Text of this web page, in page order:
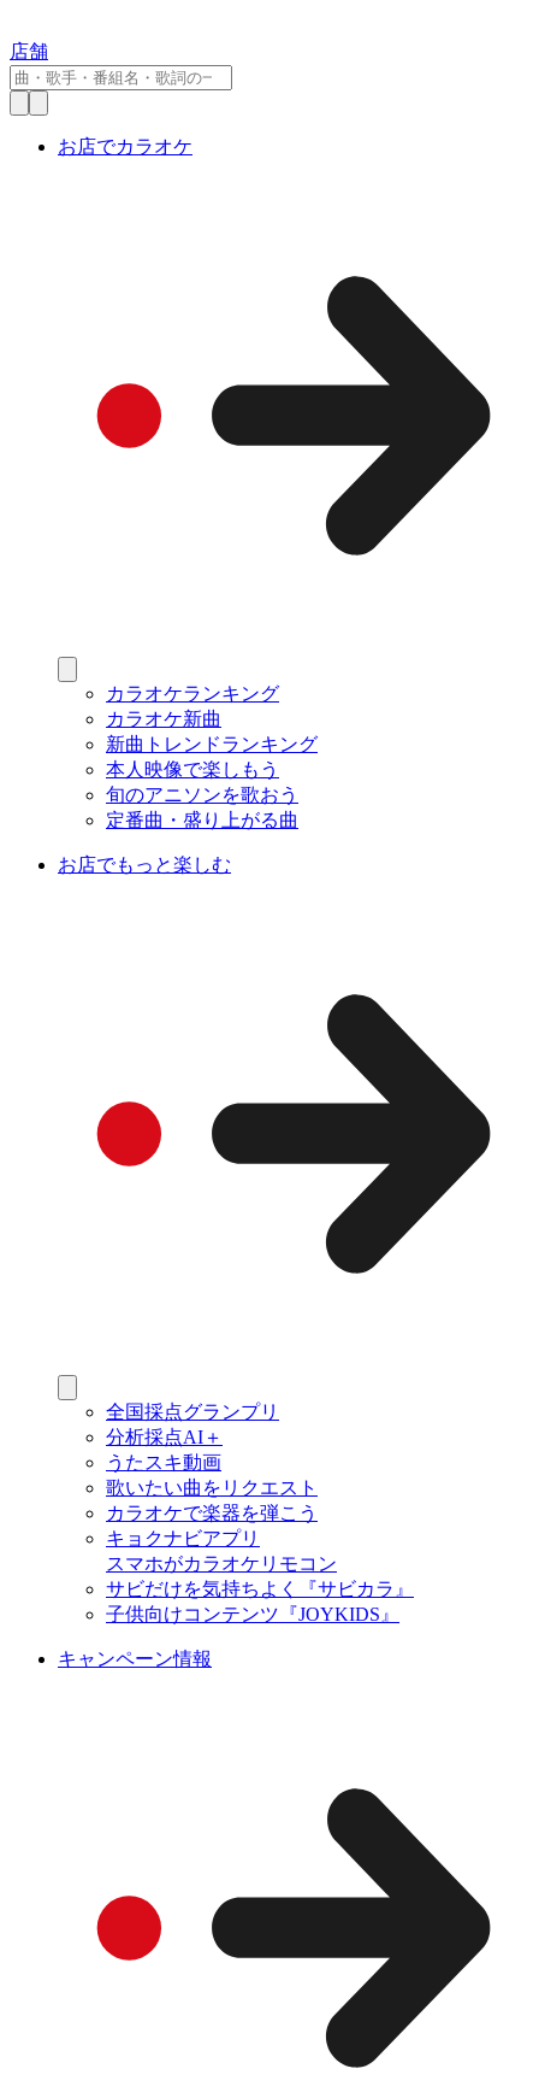
店舗
お店でカラオケ
カラオケランキング
カラオケ新曲
新曲トレンドランキング
本人映像で楽しもう
旬のアニソンを歌おう
定番曲・盛り上がる曲
お店でもっと楽しむ
全国採点グランプリ
分析採点AI＋
うたスキ動画
歌いたい曲をリクエスト
カラオケで楽器を弾こう
キョクナビアプリ
スマホがカラオケリモコン
サビだけを気持ちよく『サビカラ』
子供向けコンテンツ『JOYKIDS』
キャンペーン情報